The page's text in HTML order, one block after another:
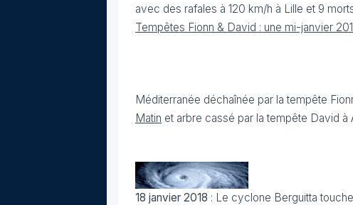
avec des rafales à 120 km/h à Lille et 9
Tempêtes Fionn & David : une mi-janvier
Méditerranée déchaînée par la tempête
Matin et arbre cassé par la tempête David à
18 janvier 2018 : Le cyclone Berguitta